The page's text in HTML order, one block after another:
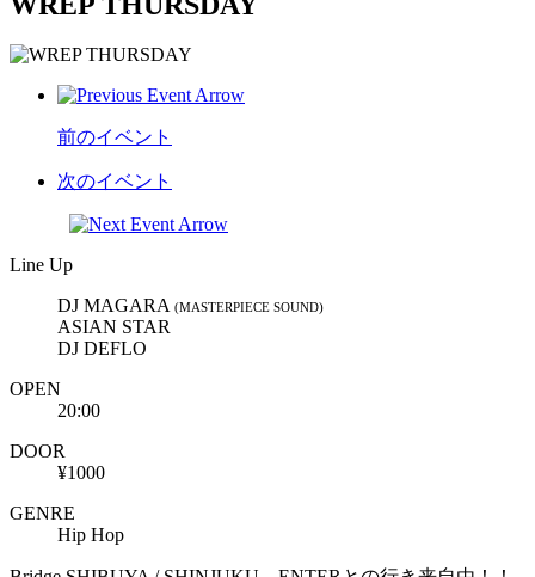
前のイベント
次のイベント
Line Up
DJ MAGARA (MASTERPIECE SOUND)
ASIAN STAR
DJ DEFLO
OPEN
20:00
DOOR
¥1000
GENRE
Hip Hop